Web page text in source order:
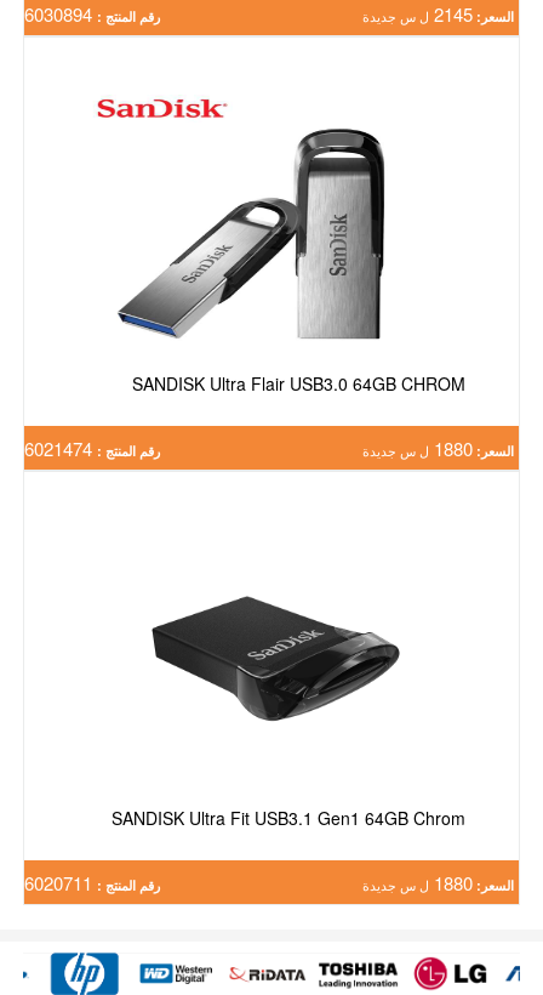
السعر: 2145 ل س جديدة رقم المنتج :
SANDISK Ultra Flair USB3.0 64GB CHROM
السعر: 1880 ل س جديدة رقم المنتج :
SANDISK Ultra Fit USB3.1 Gen1 64GB Chrom
السعر: 1880 ل س جديدة رقم المنتج :